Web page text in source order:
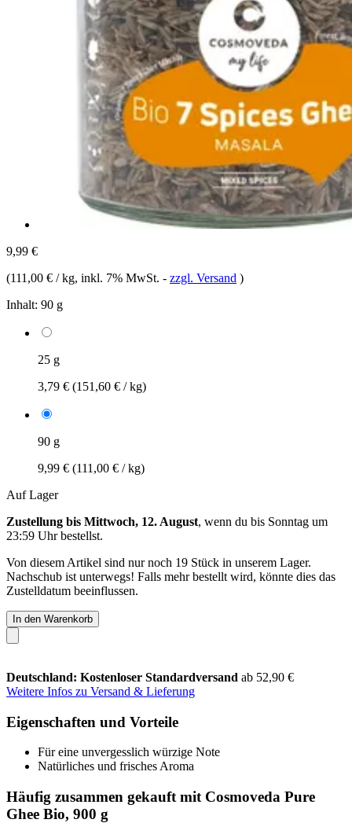
9,99 €
(111,00 € / kg, inkl. 7% MwSt. - zzgl. Versand )
Inhalt: 90 g
25 g
3,79 € (151,60 € / kg)
90 g
9,99 € (111,00 € / kg)
Auf Lager
Zustellung bis Mittwoch, 12. August, wenn du bis Sonntag um
23:59 Uhrbestellst.
Von diesem Artikel sind nur noch 19 Stück in unserem Lager.
Nachschub ist unterwegs! Falls mehr bestellt wird, könnte dies das
Zustelldatum beeinflussen.
In den Warenkorb
Deutschland: Kostenloser Standardversand ab 52,90 €
Weitere Infos zu Versand & Lieferung
Eigenschaften und Vorteile
Für eine unvergesslich würzige Note
Natürliches und frisches Aroma
Häufig zusammen gekauft mit Cosmoveda Pure
Ghee Bio, 900 g